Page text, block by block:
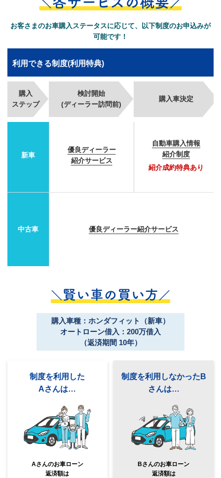
お客さまのお車購入ステータスに応じて、以下制度のお申込みが
可能です！
利用できる制度(利用特典)
購入
ステップ
検討開始
(ディーラー訪問前)
購入車決定
新車
優良ディーラー
紹介サービス
自動車購入情報
紹介制度
紹介成約特典あり
中古車 優良ディーラー紹介サービス
購入車種：ホンダフィット（新車）
オートローン借入：200万借入
（返済期間 10年）
制度を利用した
Aさんは…
Aさんのお車ローン
返済額は
制度を利用しなかったB
さんは…
Bさんのお車ローン
返済額は